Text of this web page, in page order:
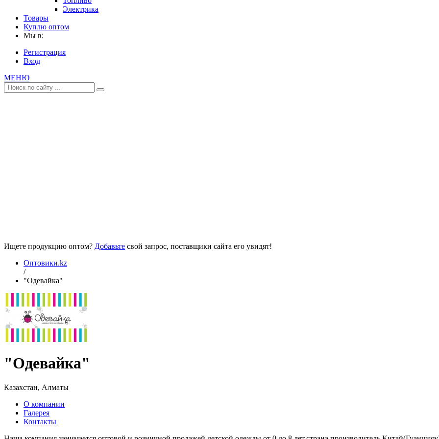
Электрика
Товары
Куплю оптом
Мы в:
Регистрация
Вход
МЕНЮ
Ищете продукцию оптом? Добавьте свой запрос, поставщики сайта его увидят!
Оптовики.kz
/
"Одевайка"
"Одевайка"
Казахстан, Алматы
О компании
Галерея
Контакты